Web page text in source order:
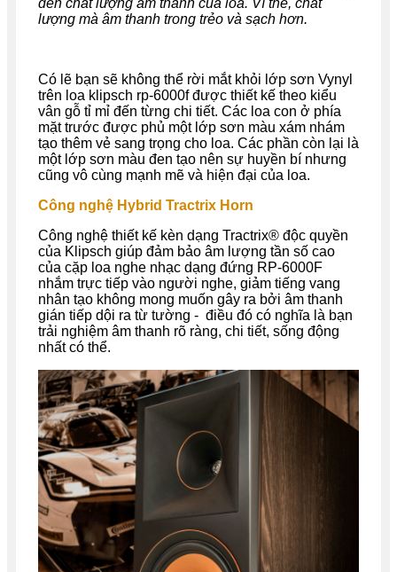
lượng mà âm thanh trong trẻo và sạch hơn.
Có lẽ bạn sẽ không thể rời mắt khỏi lớp sơn Vynyl
trên loa klipsch rp-6000f được thiết kế theo kiểu
vân gỗ tỉ mỉ đến từng chi tiết. Các loa con ở phía
mặt trước được phủ một lớp sơn màu xám nhám
tạo thêm vẻ sang trọng cho loa. Các phần còn lại là
một lớp sơn màu đen tạo nên sự huyền bí nhưng
cũng vô cùng mạnh mẽ và hiện đại của loa.
Công nghệ Hybrid Tractrix Horn
Công nghệ thiết kế kèn dạng Tractrix® độc quyền
của Klipsch giúp đảm bảo âm lượng tần số cao
của cặp loa nghe nhạc dạng đứng RP-6000F
nhắm trực tiếp vào người nghe, giảm tiếng vang
nhân tạo không mong muốn gây ra bởi âm thanh
gián tiếp dội ra từ tường - điều đó có nghĩa là bạn
trải nghiệm âm thanh rõ ràng, chi tiết, sống động
nhất có thể.